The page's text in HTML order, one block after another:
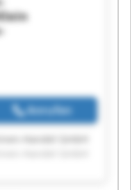
Anrufen
Handel GmbH
Handel GmbH